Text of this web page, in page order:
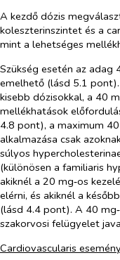
A kezdő dózis
koleszterinszintet és a
mint a lehetséges
Szükség esetén az adag
emelhető (lásd 5.1
kisebb dózisokkal, a 40
mellékhatások
4.8 pont), a maximum
alkalmazása csak
súlyos
(különösen a familiaris
akiknél a 20 mg‑os
elérni, és akiknél a
(lásd 4.4 pont). A 40
szakorvosi felügyelet
Cardiovascularis